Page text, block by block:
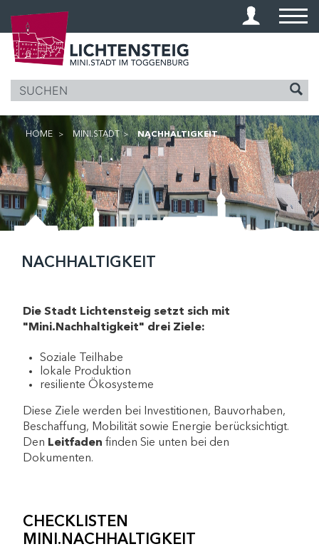
KOPFZEILE
HOME MINI.STADT NACHHALTIGKEIT(AUSGEWÄHLT)
INHALT
NACHHALTIGKEIT
Die Stadt Lichtensteig setzt sich mit
"Mini.Nachhaltigkeit" drei Ziele:
Soziale Teilhabe
lokale Produktion
resiliente Ökosysteme
Diese Ziele werden bei Investitionen, Bauvorhaben,
Beschaffung, Mobilität sowie Energie berücksichtigt.
Den Leitfaden finden Sie unten bei den
Dokumenten.
CHECKLISTEN
MINI.NACHHALTIGKEIT